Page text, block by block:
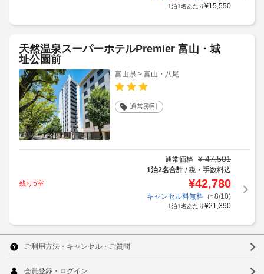
1泊1名あたり¥15,550
天然温泉スーパーホテルPremier 富山・城
址公園前
富山県 > 富山・八尾
通常割引
通常価格 ¥ 47,501
1泊2名合計/税・手数料込
残り5室
¥42,780
キャンセル料無料（~8/10)
1泊1名あたり¥21,390